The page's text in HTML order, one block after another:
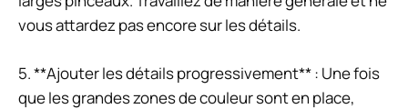
vous attardez pas encore sur les détails.
5. **Ajouter les détails progressivement** : Une fois
que les grandes zones de couleur sont en place,